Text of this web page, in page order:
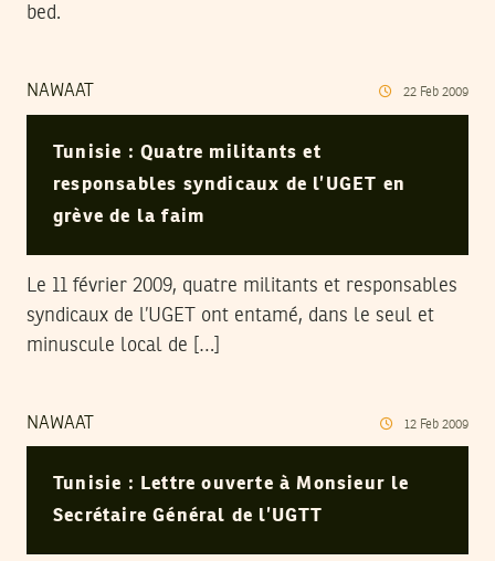
bed.
NAWAAT 22 Feb 2009
Tunisie : Quatre militants et
responsables syndicaux de l’UGET en
grève de la faim
Le 11 février 2009, quatre militants et responsables
syndicaux de l’UGET ont entamé, dans le seul et
minuscule local de […]
NAWAAT 12 Feb 2009
Tunisie : Lettre ouverte à Monsieur le
Secrétaire Général de l’UGTT